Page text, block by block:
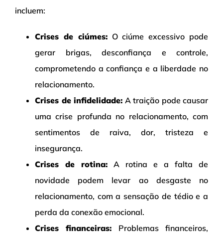
incluem:
Crises de ciúmes:O ciúme excessivo pode
gerar brigas, desconfiança e controle,
comprometendo a confiança e a liberdade no
relacionamento.
Crises de infidelidade: A traição pode causar
uma crise profunda no relacionamento, com
sentimentos de raiva, dor, tristeza e
insegurança.
Crises de rotina: A rotina e a falta de
novidade podem levar ao desgaste no
relacionamento, com a sensação de tédio e a
perda da conexão emocional.
Crises financeiras: Problemas financeiros,